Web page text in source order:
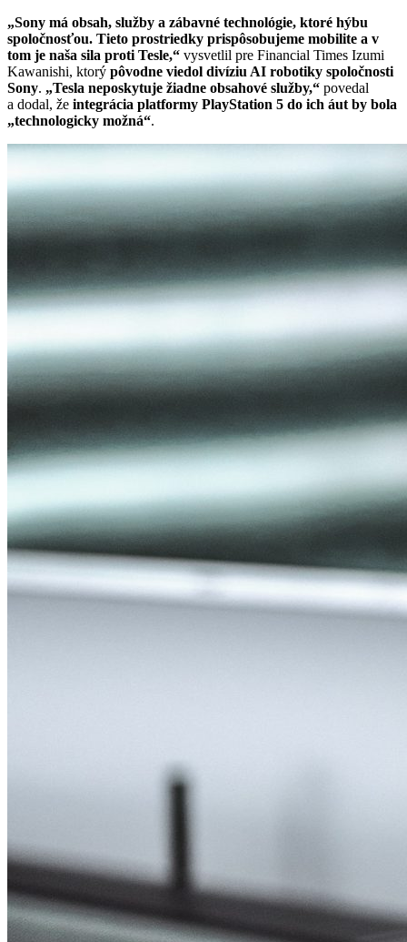
„Sony má obsah, služby a zábavné technológie, ktoré hýbu
spoločnosťou. Tieto prostriedky prispôsobujeme mobilite a v
tom je naša sila proti Tesle,“ vysvetlil pre Financial Times Izumi
Kawanishi, ktorý pôvodne viedol divíziu AI robotiky spoločnosti
Sony. „Tesla neposkytuje žiadne obsahové služby,“ povedal
a dodal, že integrácia platformy PlayStation 5 do ich áut by bola
„technologicky možná“.